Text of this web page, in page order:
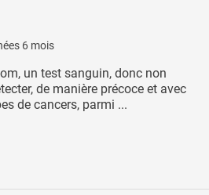
6 mois
un test sanguin, donc non
de manière précoce et avec
de cancers, parmi ...